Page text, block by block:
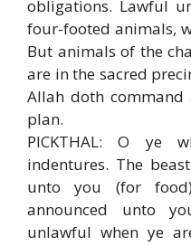
obligations. Lawful
four-footed animals,
But animals of the
are in the sacred
Allah doth
plan.
PICKTHAL: O ye
indentures. The
unto you (for
announced unto
unlawful when ye